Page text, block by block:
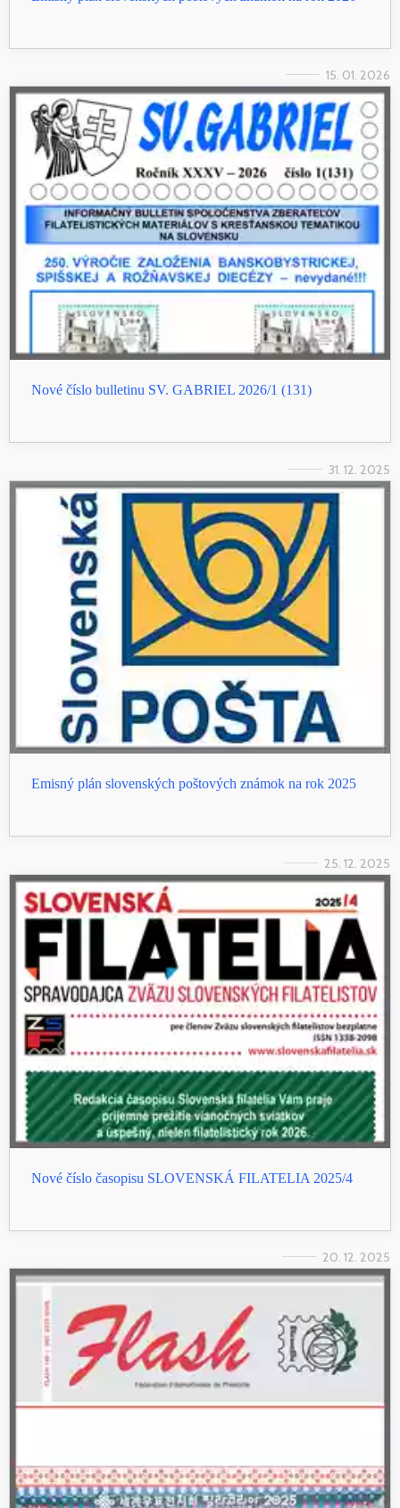
15. 01. 2026
Nové číslo bulletinu SV. GABRIEL 2026/1 (131)
31. 12. 2025
Emisný plán slovenských poštových známok na rok 2025
25. 12. 2025
Nové číslo časopisu SLOVENSKÁ FILATELIA 2025/4
20. 12. 2025